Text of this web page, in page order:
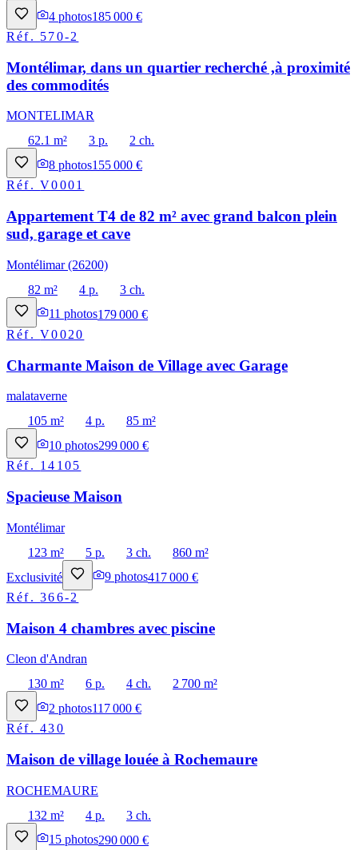
4 photos185 000 €
Réf. 570-2
Montélimar, dans un quartier recherché ,à proximité
des commodités
MONTELIMAR
62.1 m²
3 p.
2 ch.
8 photos155 000 €
Réf.V0001
Appartement T4 de 82 m² avec grand balcon plein
sud, garage et cave
Montélimar (26200)
82 m²
4 p.
3 ch.
11 photos179 000 €
Réf.V0020
Charmante Maison de Village avec Garage
malataverne
105 m²
4 p.
85 m²
10 photos299 000 €
Réf. 14105
Spacieuse Maison
Montélimar
123 m²
5 p. 3 ch.
860 m²
Exclusivité
9 photos417 000 €
Réf.366-2
Maison 4 chambres avec piscine
Cleon d'Andran
130 m²
6 p. 4 ch.
2 700 m²
2 photos117 000 €
Réf.430
Maison de village louée à Rochemaure
ROCHEMAURE
132 m²
4 p.
3 ch.
15 photos290 000 €